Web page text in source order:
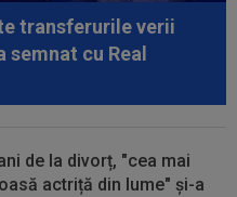
cu Filipe
Craiova 1-1
transferurile verii
semnat cu Real
de la divorț, "cea mai
actriță din lume" și-a